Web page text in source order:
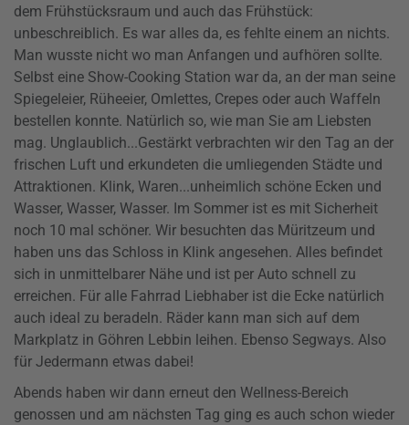
dem Frühstücksraum und auch das Frühstück:
unbeschreiblich. Es war alles da, es fehlte einem an nichts.
Man wusste nicht wo man Anfangen und aufhören sollte.
Selbst eine Show-Cooking Station war da, an der man seine
Spiegeleier, Rüheeier, Omlettes, Crepes oder auch Waffeln
bestellen konnte. Natürlich so, wie man Sie am Liebsten
mag. Unglaublich...Gestärkt verbrachten wir den Tag an der
frischen Luft und erkundeten die umliegenden Städte und
Attraktionen. Klink, Waren...unheimlich schöne Ecken und
Wasser, Wasser, Wasser. Im Sommer ist es mit Sicherheit
noch 10 mal schöner. Wir besuchten das Müritzeum und
haben uns das Schloss in Klink angesehen. Alles befindet
sich in unmittelbarer Nähe und ist per Auto schnell zu
erreichen. Für alle Fahrrad Liebhaber ist die Ecke natürlich
auch ideal zu beradeln. Räder kann man sich auf dem
Markplatz in Göhren Lebbin leihen. Ebenso Segways. Also
für Jedermann etwas dabei!
Abends haben wir dann erneut den Wellness-Bereich
genossen und am nächsten Tag ging es auch schon wieder